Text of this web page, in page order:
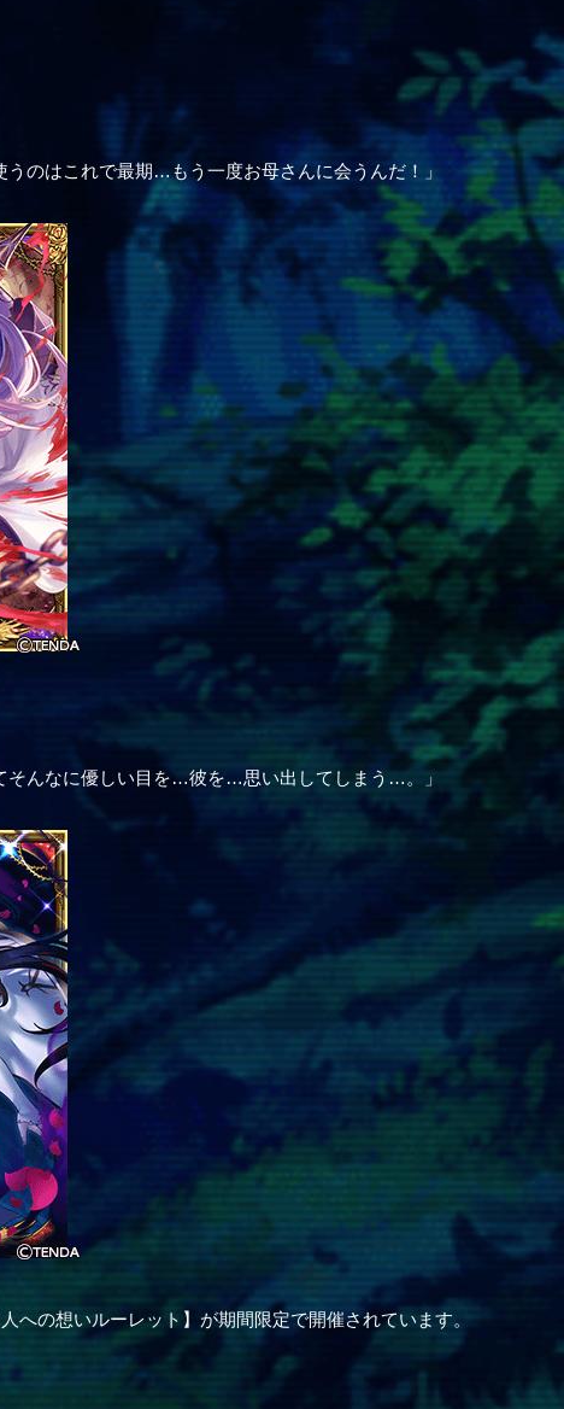
のはこれで最期…もう一度お母さんに会うんだ！」
そんなに優しい目を…彼を…思い出してしまう…。」
への想いルーレット】が期間限定で開催されています。